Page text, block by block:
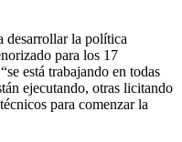
desarrollar la política
para los 17
está trabajando en todas
ejecutando, otras licitando
para comenzar la